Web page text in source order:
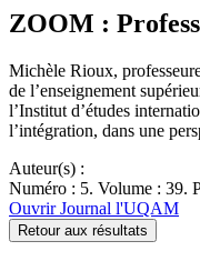
ZOOM :
Michèle Rioux,
de l’enseignement
l’Institut d’études
l’intégration, dans une
Auteur(s) :
Numéro : 5. Volume : 39.
Ouvrir Journal l'UQAM
Retour aux résultats